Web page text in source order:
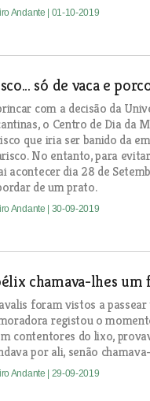
Andante | 01-10-2019
só de vaca e
com a decisão da
o Centro de Dia da
que iria ser banido da
No entanto, para
acontecer dia 28 de
de um prato.
Andante | 30-09-2019
chamava-lhes um
foram vistos a
registou o
contentores do lixo,
por ali, senão
Andante | 29-09-2019